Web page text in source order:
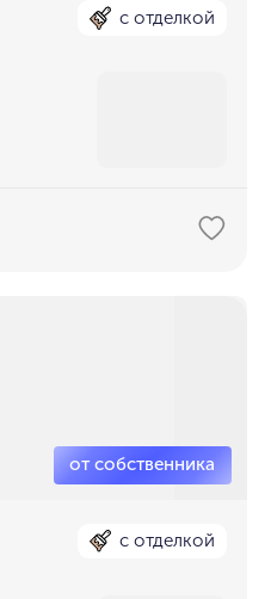
с отделкой
с отделкой